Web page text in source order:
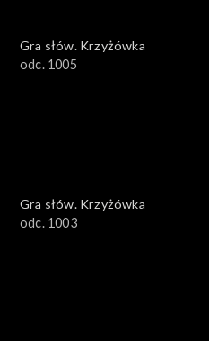
Gra słów. Krzyżówka
odc. 1005
Gra słów. Krzyżówka
odc. 1003